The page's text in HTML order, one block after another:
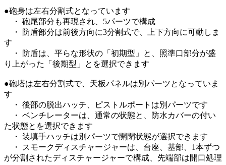
●砲身は左右分割式となっています
・ 砲尾部分も再現され、5パーツで構成
・ 防盾部分は前後方向に3分割式で、上下方向に可動しま
す
・ 防盾は、平らな形状の「初期型」と、照準口部分が盛
り上がった「後期型」とを選択できます
●砲塔は左右分割式で、天板パネルは別パーツとなっていま
す
・ 後部の脱出ハッチ、ピストルポートは別パーツです
・ ベンチレーターは、通常の状態と、防水カバーの付い
た状態とを選択できます
・ 装填手ハッチは別パーツで開閉状態が選択できます
・ スモークディスチャージャーは、台座、基部、1本ずつ
が分割されたディスチャージャーで構成、先端部は開口処理